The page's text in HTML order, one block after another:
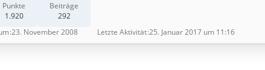
Punkte
1.920
Beiträge
292
23. November 2008 Letzte Aktivität 25. Januar 2017 um 11:16